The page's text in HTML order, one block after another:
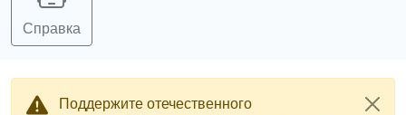
Справка
Поддержите отечественного